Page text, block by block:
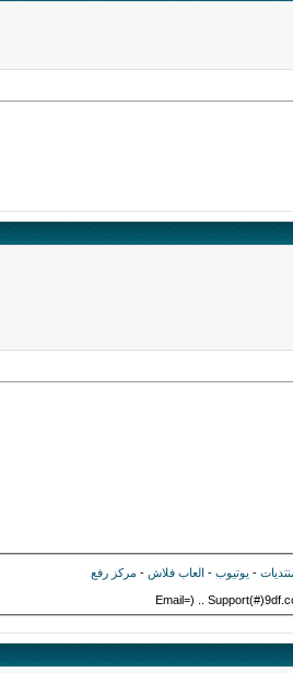
- يوتيوب- العاب فلاش- مركز رفع
Email=) ..